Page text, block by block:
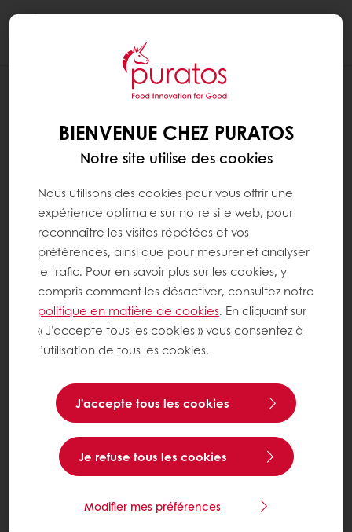
RECETTES
BIENVENUE CHEZ PURATOS
Notre site utilise des cookies
Nous utilisons des cookies pour vous offrir une
expérience optimale sur notre site web, pour
reconnaître les visites répétées et vos
préférences, ainsi que pour mesurer et analyser
le trafic. Pour en savoir plus sur les cookies, y
compris comment les désactiver, consultez notre
politique en matière de cookies. En cliquant sur
« J’accepte tous les cookies » vous consentez à
l’utilisation de tous les cookies.
J’accepte tous les cookies
Je refuse tous les cookies
Modifier mes préférences